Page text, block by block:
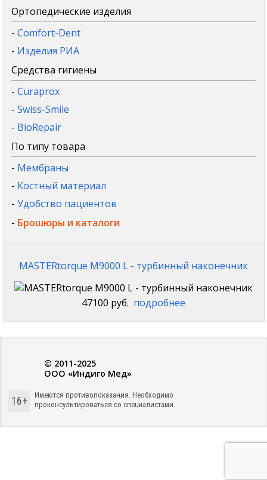
Ортопедические изделия
-Comfort-Dent
- Изделия РИА
Средства гигиены
-Curaprox
-Swiss-Smile
- BioRepair
По типу товара
- Мембраны
- Костный материал
-Удобство пациентов
- Брошюры и каталоги
MASTERtorque M9000 L - турбинный наконечник
47100 руб. подробнее
© 2011-2025
ООО «Индиго Мед»
16+
Имеются противопоказания. Необходимо
проконсультироваться со специалистами.